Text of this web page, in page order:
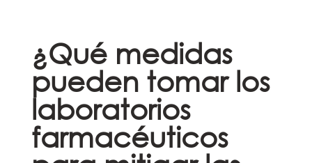
¿Qué medidas
pueden tomar los
laboratorios
farmacéuticos